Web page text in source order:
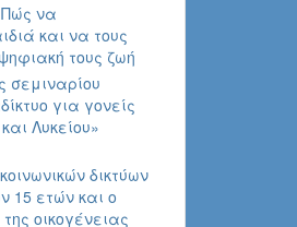
Πώς να
και να τους
τους ζωή
σεμιναρίου
για γονείς
Λυκείου»
δικτύων
15 ετών και ο
οικογένειας